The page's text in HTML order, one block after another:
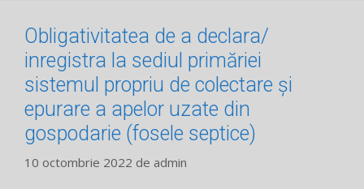
Obligativitatea de a declara/
inregistra la sediul primăriei
sistemul propriu de colectare și
epurare a apelor uzate din
gospodarie (fosele septice)
10 octombrie 2022 de admin